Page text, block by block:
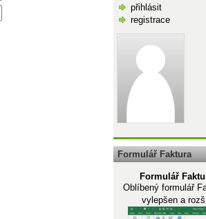
přihlásit
registrace
Formulář Faktura
Formulář
Oblíbený formulář
vylepšen a